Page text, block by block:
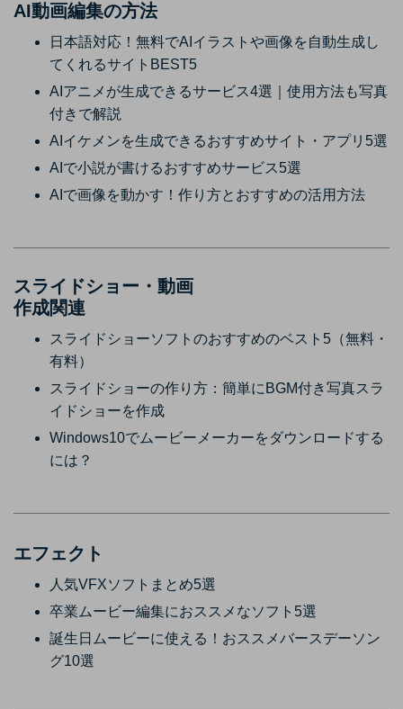
AI動画編集の方法
日本語対応！無料でAIイラストや画像を自動生成し
てくれるサイトBEST5
AIアニメが生成できるサービス4選｜使用方法も写真
付きで解説
AIイケメンを生成できるおすすめサイト・アプリ5選
AIで小説が書けるおすすめサービス5選
AIで画像を動かす！作り方とおすすめの活用方法
スライドショー・動画
作成関連
スライドショーソフトのおすすめのベスト5（無料・
有料）
スライドショーの作り方：簡単にBGM付き写真スラ
イドショーを作成
Windows10でムービーメーカーをダウンロードする
には？
エフェクト
人気VFXソフトまとめ5選
卒業ムービー編集におススメなソフト5選
誕生日ムービーに使える！おススメバースデーソン
グ10選